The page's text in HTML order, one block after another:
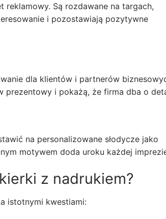
Są rozdawane na targach,
i pozostawiają pozytywne
dla klientów i partnerów
prezentowy i pokażą, że firma dba o
na personalizowane słodycze jako
motywem doda uroku każdej
z nadrukiem?
istotnymi kwestiami: